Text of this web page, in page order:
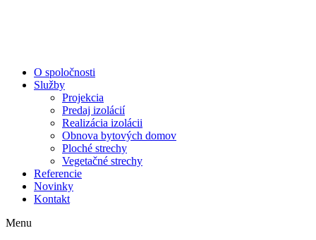
O spoločnosti
Služby
Projekcia
Predaj izolácií
Realizácia izolácii
Obnova bytových domov
Ploché strechy
Vegetačné strechy
Referencie
Novinky
Kontakt
Menu